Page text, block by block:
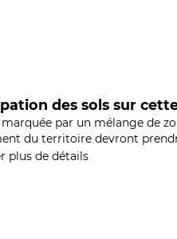
des sols sur
par un mélange de
du territoire devront
plus de détails